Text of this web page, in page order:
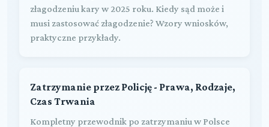
złagodzeniu kary w 2025 roku. Kiedy sąd może i
musi zastosować złagodzenie? Wzory wniosków,
praktyczne przykłady.
Zatrzymanie przez Policję - Prawa, Rodzaje,
Czas Trwania
Kompletny przewodnik po zatrzymaniu w Polsce